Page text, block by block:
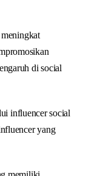
di social
influencer social
yang